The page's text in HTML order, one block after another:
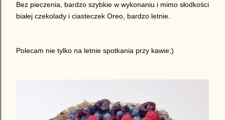
Bez pieczenia, bardzo szybkie w wykonaniu i mimo słodkości
białej czekolady i ciasteczek Oreo, bardzo letnie.
Polecam nie tylko na letnie spotkania przy kawie;)